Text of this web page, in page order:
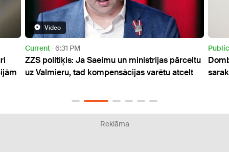
6:31 PM
Ja Saeimu un ministrijas pārceltu
tad kompensācijas varētu atcelt
1:51 PM
Dombrava kopš
sarakstā"
Reklāma